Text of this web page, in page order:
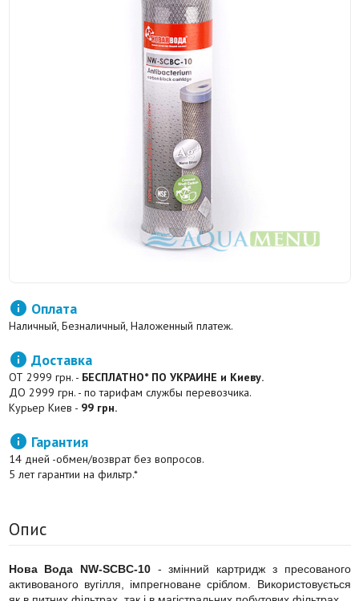
 Оплата
Наличный, Безналичный, Наложенный платеж.
 Доставка
ОТ 2999 грн. - БЕСПЛАТНО* ПО УКРАИНЕ и Киеву.
ДО 2999 грн. - по тарифам службы перевозчика.
Курьер Киев - 99 грн.
 Гарантия
14 дней -обмен/возврат без вопросов.
5 лет гарантии на фильтр.*
Опис
Нова Вода NW-SCBC-10- змінний картридж з пресованого
активованого вугілля, імпрегноване сріблом. Використовується